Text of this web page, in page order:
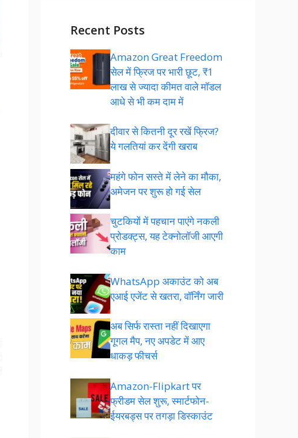
Recent Posts
Amazon Great Freedom
सेल में फ्रिज पर भारी छूट, ₹1
लाख से ज्यादा कीमत वाले मॉडल
आधे से भी कम दाम में
दीवार से कितनी दूर रखें फ्रिज?
ये गलतियां कर देंगी खराब
महंगे फोन सस्ते में लेने का मौका,
अमेजन पर शुरू हो गई सेल
चुटकियों में पहचान पाएंगे नकली
प्रोडक्ट्स, यह टेक्नोलॉजी आएगी
काम
WhatsApp अकाउंट को अब
एआई एजेंट से खतरा, वॉर्निंग जारी
अब सिर्फ रास्ता नहीं दिखाएगा
गूगल मैप, नए अपडेट में आए
धाकड़ फीचर्स
Amazon-Flipkart पर
फ्रीडम सेल शुरू, स्मार्टफोन-
ईयरबड्स पर तगड़ा डिस्काउंट